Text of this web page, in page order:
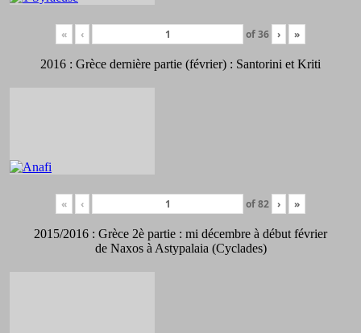
« ‹ of36 › »
2016 : Grèce dernière partie (février) : Santorini et Kriti
« ‹ of82 › »
2015/2016 : Grèce 2è partie : mi décembre à début février
de Naxos à Astypalaia (Cyclades)